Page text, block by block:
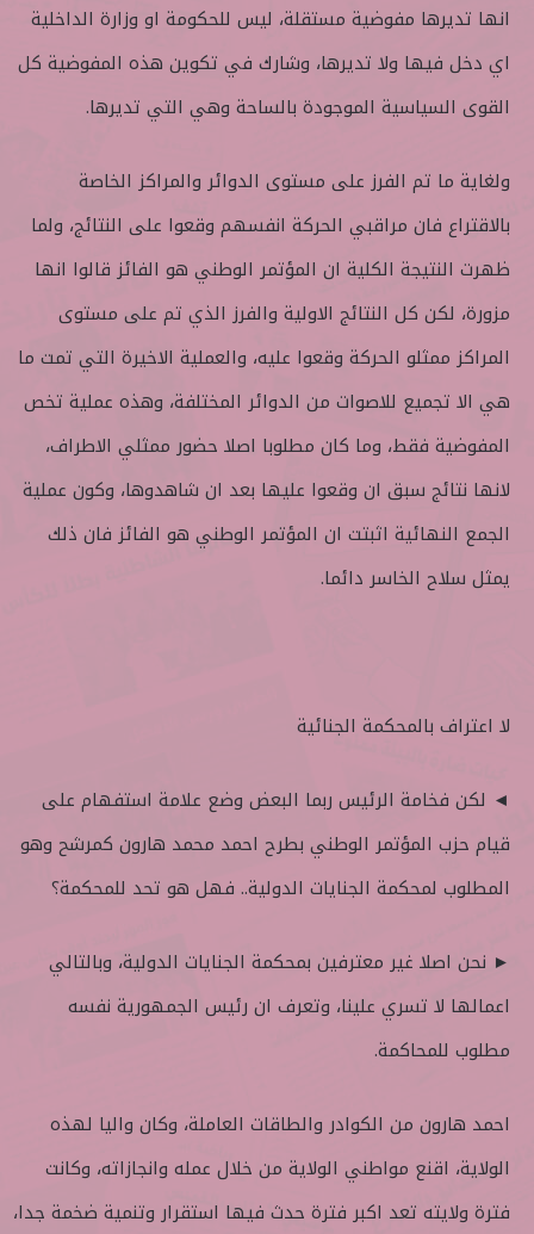
انها تديرها مفوضية مستقلة، ليس للحكومة او وزارة الداخلية
اي دخل فيها ولا تديرها، وشارك في تكوين هذه المفوضية كل
القوى السياسية الموجودة بالساحة وهي التي تديرها.
ولغاية ما تم الفرز على مستوى الدوائر والمراكز الخاصة
بالاقتراع فان مراقبي الحركة انفسهم وقعوا على النتائج، ولما
ظهرت النتيجة الكلية ان المؤتمر الوطني هو الفائز قالوا انها
مزورة، لكن كل النتائج الاولية والفرز الذي تم على مستوى
المراكز ممثلو الحركة وقعوا عليه، والعملية الاخيرة التي تمت ما
هي الا تجميع للاصوات من الدوائر المختلفة، وهذه عملية تخص
المفوضية فقط، وما كان مطلوبا اصلا حضور ممثلي الاطراف،
لانها نتائج سبق ان وقعوا عليها بعد ان شاهدوها، وكون عملية
الجمع النهائية اثبتت ان المؤتمر الوطني هو الفائز فان ذلك
يمثل سلاح الخاسر دائما.
لا اعتراف بالمحكمة الجنائية
◄ لكن فخامة الرئيس ربما البعض وضع علامة استفهام على
قيام حزب المؤتمر الوطني بطرح احمد محمد هارون كمرشح وهو
المطلوب لمحكمة الجنايات الدولية.. فهل هو تحد للمحكمة؟
► نحن اصلا غير معترفين بمحكمة الجنايات الدولية، وبالتالي
اعمالها لا تسري علينا، وتعرف ان رئيس الجمهورية نفسه
مطلوب للمحاكمة.
احمد هارون من الكوادر والطاقات العاملة، وكان واليا لهذه
الولاية، اقنع مواطني الولاية من خلال عمله وانجازاته، وكانت
فترة ولايته تعد اكبر فترة حدث فيها استقرار وتنمية ضخمة جدا،